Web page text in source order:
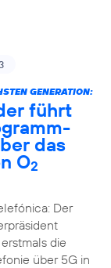
GENERATION:
führt
das
O2
Der
die
über 5G in